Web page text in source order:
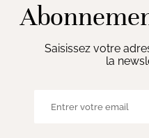
Saisissez votre
la